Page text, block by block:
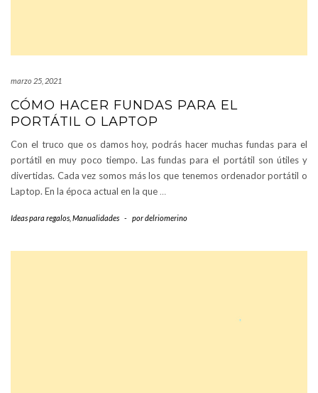
marzo 25, 2021
CÓMO HACER FUNDAS PARA EL
PORTÁTIL O LAPTOP
Con el truco que os damos hoy, podrás hacer muchas fundas para el
portátil en muy poco tiempo. Las fundas para el portátil son útiles y
divertidas. Cada vez somos más los que tenemos ordenador portátil o
Laptop. En la época actual en la que…
Ideas para regalos Manualidades - pordelriomerino